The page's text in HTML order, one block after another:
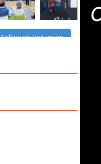
Follow on Instagram